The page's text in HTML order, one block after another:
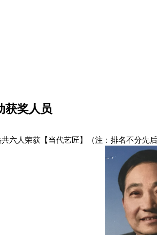
获奖人员
六人荣获【当代艺匠】（注：排名不分先后